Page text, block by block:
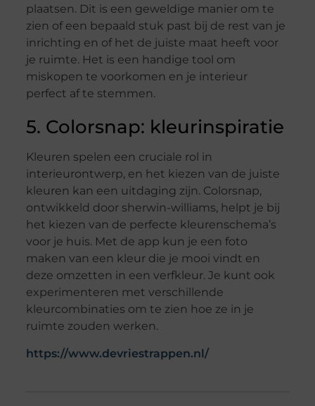
plaatsen. Dit is een geweldige manier om te
zien of een bepaald stuk past bij de rest van je
inrichting en of het de juiste maat heeft voor
je ruimte. Het is een handige tool om
miskopen te voorkomen en je interieur
perfect af te stemmen.
5. Colorsnap: kleurinspiratie
Kleuren spelen een cruciale rol in
interieurontwerp, en het kiezen van de juiste
kleuren kan een uitdaging zijn. Colorsnap,
ontwikkeld door sherwin-williams, helpt je bij
het kiezen van de perfecte kleurenschema’s
voor je huis. Met de app kun je een foto
maken van een kleur die je mooi vindt en
deze omzetten in een verfkleur. Je kunt ook
experimenteren met verschillende
kleurcombinaties om te zien hoe ze in je
ruimte zouden werken.
https://www.devriestrappen.nl/